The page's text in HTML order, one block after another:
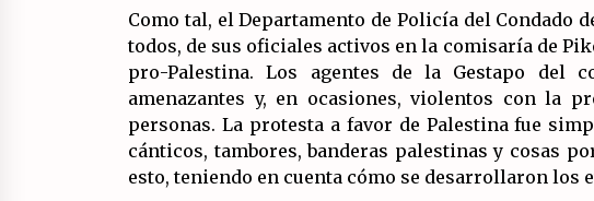
Como tal, el Departamento de Policía del Condado
todos, de sus oficiales activos en la comisaría de
pro-Palestina. Los agentes de la Gestapo del
amenazantes y, en ocasiones, violentos con la
personas. La protesta a favor de Palestina fue
cánticos, tambores, banderas palestinas y cosas
esto, teniendo en cuenta cómo se desarrollaron los